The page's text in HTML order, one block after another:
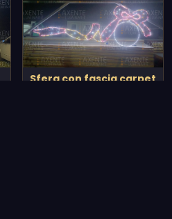
Sfera con fascia carpet